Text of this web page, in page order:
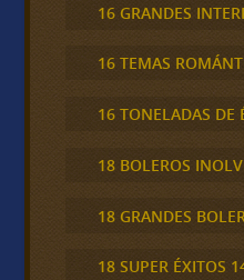
16 GRANDES
16 TEMAS
16 TONELADAS DE
18 BOLEROS
18 GRANDES
18 SUPER ÉXITOS